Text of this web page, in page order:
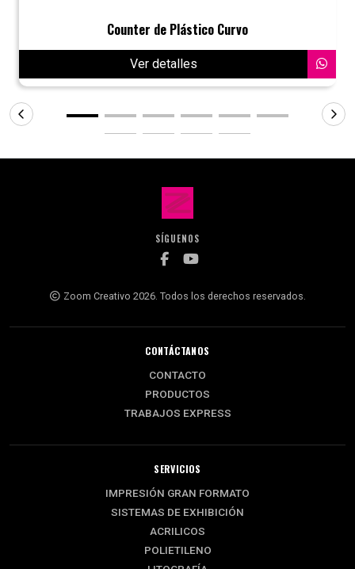
Counter de Plástico Curvo
Ver detalles
SÍGUENOS
Zoom Creativo 2026. Todos los derechos reservados.
CONTÁCTANOS
CONTACTO
PRODUCTOS
TRABAJOS EXPRESS
SERVICIOS
IMPRESIÓN GRAN FORMATO
SISTEMAS DE EXHIBICIÓN
ACRILICOS
POLIETILENO